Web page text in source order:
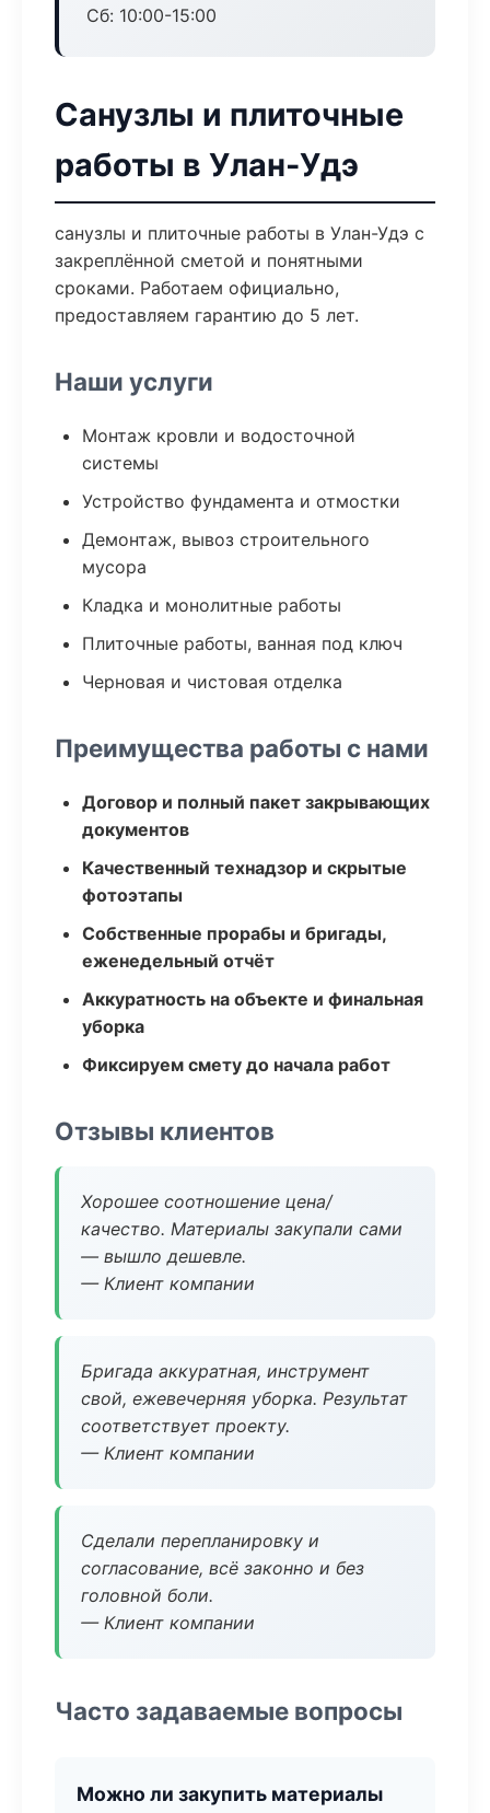
Сб: 10:00-15:00
Санузлы и плиточные
работы в Улан-Удэ
санузлы и плиточные работы в Улан-Удэ с
закреплённой сметой и понятными
сроками. Работаем официально,
предоставляем гарантию до 5 лет.
Наши услуги
Монтаж кровли и водосточной
системы
Устройство фундамента и отмостки
Демонтаж, вывоз строительного
мусора
Кладка и монолитные работы
Плиточные работы, ванная под ключ
Черновая и чистовая отделка
Преимущества работы с нами
Договор и полный пакет закрывающих
документов
Качественный технадзор и скрытые
фотоэтапы
Собственные прорабы и бригады,
еженедельный отчёт
Аккуратность на объекте и финальная
уборка
Фиксируем смету до начала работ
Отзывы клиентов
Хорошее соотношение цена/
качество. Материалы закупали сами
— вышло дешевле.
— Клиент компании
Бригада аккуратная, инструмент
свой, ежевечерняя уборка. Результат
соответствует проекту.
— Клиент компании
Сделали перепланировку и
согласование, всё законно и без
головной боли.
— Клиент компании
Часто задаваемые вопросы
Можно ли закупить материалы